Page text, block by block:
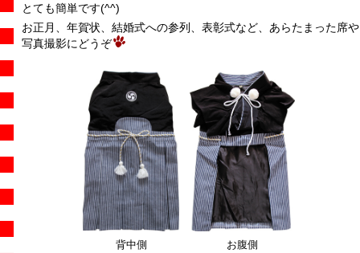
とても簡単です(^^)
お正月、年賀状、結婚式への参列、表彰式など、あらたまった席や
写真撮影にどうぞ
背中側 お腹側